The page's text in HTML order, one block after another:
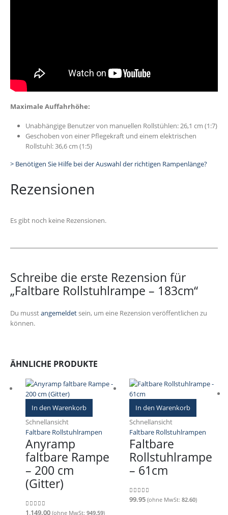
Maximale Auffahrhöhe:
Unabhängige Benutzer von manuellen Rollstühlen: 26,1 cm (1:7)
Geschoben von einer Pflegekraft und einem elektrischen
Rollstuhl: 36,6 cm (1:5)
> Benötigen Sie Hilfe bei der Auswahl der richtigen Rampenlänge?
Rezensionen
Es gibt noch keine Rezensionen.
Schreibe die erste Rezension für
„Faltbare Rollstuhlrampe – 183cm“
Du musstangemeldetsein, um eine Rezension veröffentlichen zu
können.
ÄHNLICHE PRODUKTE
In den Warenkorb
Schnellansicht
Faltbare Rollstuhlrampen
Anyramp
faltbare Rampe
– 200 cm
(Gitter)
0 out of 5
1,149.00 (ohne MwSt: 949.59)
In den Warenkorb
Schnellansicht
Faltbare Rollstuhlrampen
Faltbare
Rollstuhlrampe
– 61cm
0out of 5
99.95 (ohne MwSt: 82.60)